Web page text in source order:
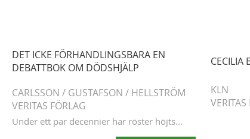
DET ICKE FÖRHANDLINGSBARA EN
DEBATTBOK OM DÖDSHJÄLP
CARLSSON / GUSTAFSON / HELLSTRÖM
VERITAS FÖRLAG
Under ett par decennier har röster höjts...
CECILIA
KLN
VERITAS